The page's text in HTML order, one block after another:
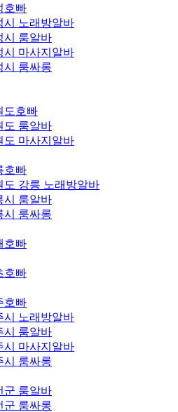
호빠
시 노래방알바
시 룸알바
시 마사지알바
시 룸싸롱
도호빠
도 룸알바
도 마사지알바
호빠
도 강릉 노래방알바
시 룸알바
시 룸싸롱
호빠
호빠
호빠
시 노래방알바
시 룸알바
시 마사지알바
시 룸싸롱
군 룸알바
군 룸싸롱